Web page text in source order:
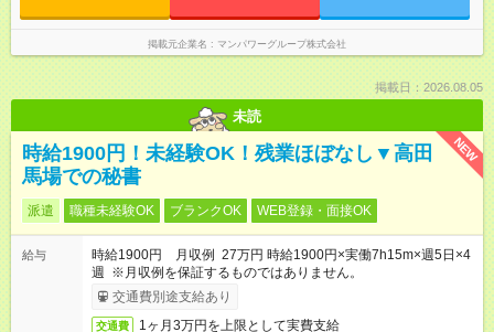
掲載元企業名 マンパワーグループ株式会社
掲載日：2026.08.05
未読
NEW
時給1900円！未経験OK！残業ほぼなし▼高田
馬場での秘書
派遣 職種未経験OK ブランクOK WEB登録・面接OK
給与
時給1900円 月収例 27万円 時給1900円×実働7h15m×週5日×4
週 ※月収例を保証するものではありません。
交通費別途支給あり
交通費 1ヶ月3万円を上限として実費支給